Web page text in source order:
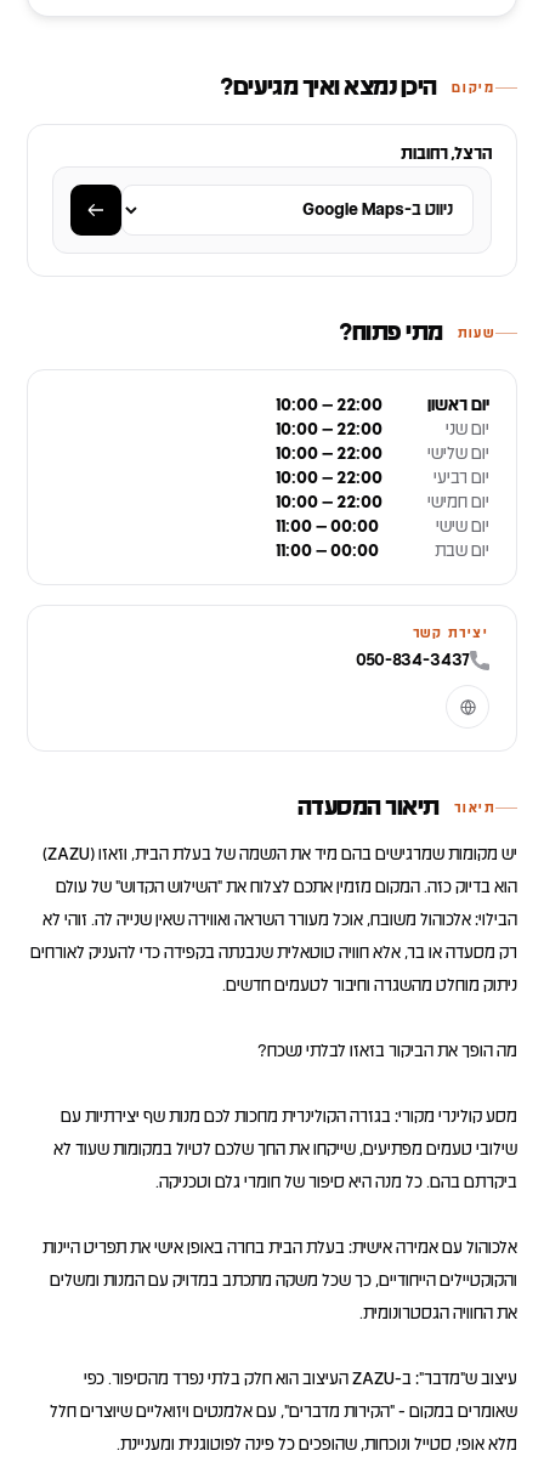
מיקום היכן נמצא ואיך מגיעים?
הרצל, רחובות
שעות מתי פתוח?
יום ראשון
10:00 – 22:00
יום שני
10:00 – 22:00
יום שלישי
10:00 – 22:00
יום רביעי
10:00 – 22:00
יום חמישי
10:00 – 22:00
יום שישי
11:00 – 00:00
יום שבת
11:00 – 00:00
יצירת קשר
050-834-3437
תיאור תיאור המסעדה
יש מקומות שמרגישים בהם מיד את הנשמה של בעלת הבית, וזאזו (ZAZU)
הוא בדיוק כזה. המקום מזמין אתכם לצלוח את "השילוש הקדוש" של עולם
הבילוי: אלכוהול משובח, אוכל מעורר השראה ואווירה שאין שנייה לה. זוהי לא
רק מסעדה או בר, אלא חוויה טוטאלית שנבנתה בקפידה כדי להעניק לאורחים
מסע קולינרי מקורי: בגזרה הקולינרית מחכות לכם מנות שף יצירתיות עם
שילובי טעמים מפתיעים, שייקחו את החך שלכם לטיול במקומות שעוד לא
אלכוהול עם אמירה אישית: בעלת הבית בחרה באופן אישי את תפריט היינות
והקוקטיילים הייחודיים, כך שכל משקה מתכתב במדויק עם המנות ומשלים
עיצוב ש"מדבר": ב-ZAZU העיצוב הוא חלק בלתי נפרד מהסיפור. כפי
שאומרים במקום - "הקירות מדברים", עם אלמנטים ויזואליים שיוצרים חלל
מלא אופי, סטייל ונוכחות, שהופכים כל פינה לפוטוגנית ומעניינת.